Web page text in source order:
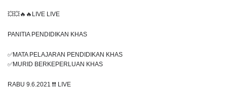
💥💥🔥🔥LIVE LIVE
PANITIA PENDIDIKAN KHAS
✅MATA PELAJARAN PENDIDIKAN KHAS
✅MURID BERKEPERLUAN KHAS
RABU 9.6.2021 ❗️❗️ LIVE